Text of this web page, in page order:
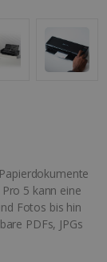
5 kann eine
Fotos bis hin
PDFs, JPGs